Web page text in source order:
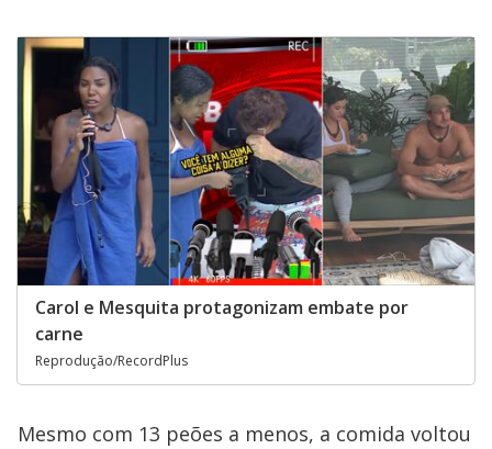
Carol e Mesquita protagonizam embate por
carne
Reprodução/RecordPlus
Mesmo com 13 peões a menos, a comida voltou